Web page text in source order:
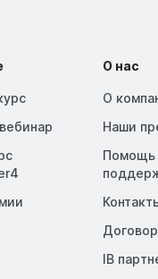
О нас
О
Наши
Помощь
Договор
IB